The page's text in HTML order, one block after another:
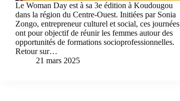
Le Woman Day est à sa 3e édition à Koudougou
dans la région du Centre-Ouest. Initiées par Sonia
Zongo, entrepreneur culturel et social, ces journées
ont pour objectif de réunir les femmes autour des
opportunités de formations socioprofessionnelles.
Retour sur…
21 mars 2025